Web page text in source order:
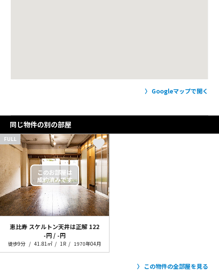
Googleマップで開く
同じ物件の別の部屋
FULL
恵比寿 スケルトン天井は正解 122
-円 / -円
徒歩9分 41.81㎡ 1R 1970年04月
この物件の全部屋を見る